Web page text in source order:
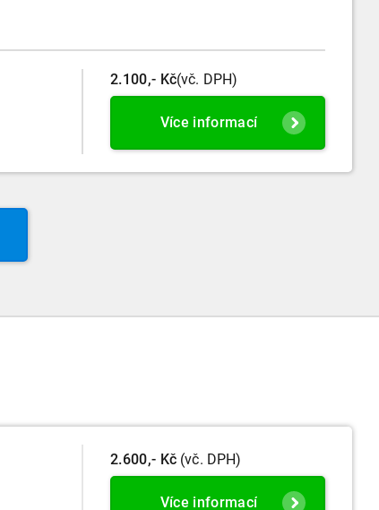
2.100,- Kč(vč. DPH)
Více informací
2.600,- Kč (vč. DPH)
Více informací